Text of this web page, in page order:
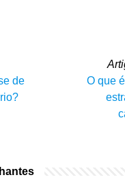
de
O que